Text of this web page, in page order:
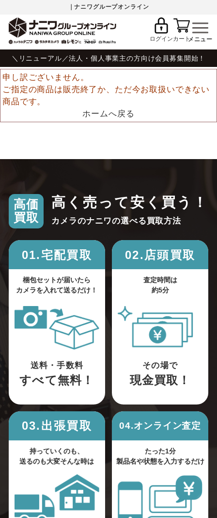
｜ナニワグループオンライン
ログインカート
＼リニューアル／法人・個人事業主の方向け会員募集開始！
申し訳ございません。
ご指定の商品は販売終了か、ただ今お取扱いできない
商品です。
ホームへ戻る
高価
買取
高く売って安く買う！
カメラのナニワの選べる買取方法
01.宅配買取
梱包セットが届いたら
カメラを入れて送るだけ！
送料・手数料
すべて無料！
02.店頭買取
査定時間は
約5分
その場で
現金買取！
03.出張買取
持っていくのも、
送るのも大変そんな時は
04.オンライン査定
たった1分
製品名や状態を入力するだけ